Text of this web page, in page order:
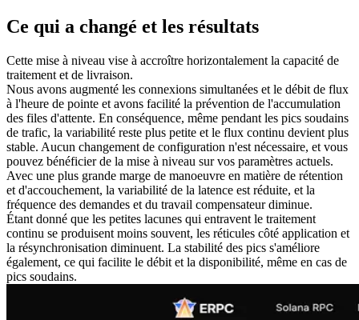
Ce qui a changé et les résultats
Cette mise à niveau vise à accroître horizontalement la capacité de
traitement et de livraison.
Nous avons augmenté les connexions simultanées et le débit de flux
à l'heure de pointe et avons facilité la prévention de l'accumulation
des files d'attente. En conséquence, même pendant les pics soudains
de trafic, la variabilité reste plus petite et le flux continu devient plus
stable. Aucun changement de configuration n'est nécessaire, et vous
pouvez bénéficier de la mise à niveau sur vos paramètres actuels.
Avec une plus grande marge de manoeuvre en matière de rétention
et d'accouchement, la variabilité de la latence est réduite, et la
fréquence des demandes et du travail compensateur diminue.
Étant donné que les petites lacunes qui entravent le traitement
continu se produisent moins souvent, les réticules côté application et
la résynchronisation diminuent. La stabilité des pics s'améliore
également, ce qui facilite le débit et la disponibilité, même en cas de
pics soudains.